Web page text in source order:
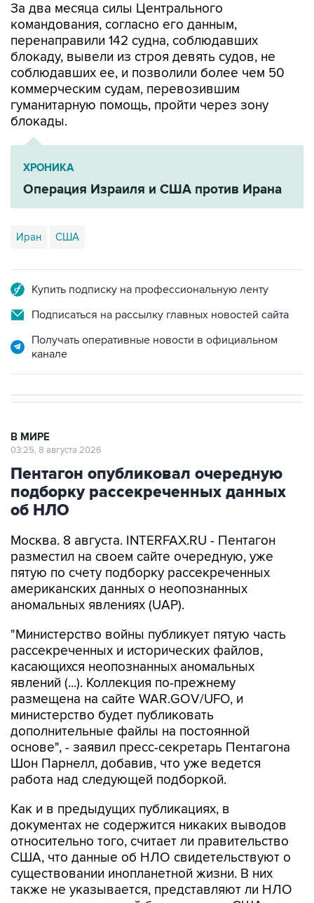
За два месяца силы Центрального
командования, согласно его данным,
перенаправили 142 судна, соблюдавших
блокаду, вывели из строя девять судов, не
соблюдавших ее, и позволили более чем 50
коммерческим судам, перевозившим
гуманитарную помощь, пройти через зону
блокады.
ХРОНИКА
Операция Израиля и США против Ирана
Иран США
Купить подписку на профессиональную ленту
Подписаться на рассылку главных новостей сайта
Получать оперативные новости в официальном
канале
В МИРЕ
03:25, 8 августа 2026
Пентагон опубликовал очередную
подборку рассекреченных данных
об НЛО
Москва. 8 августа. INTERFAX.RU - Пентагон
разместил на своем сайте очередную, уже
пятую по счету подборку рассекреченных
американских данных о неопознанных
аномальных явлениях (UAP).
"Министерство войны публикует пятую часть
рассекреченных и исторических файлов,
касающихся неопознанных аномальных
явлений (...). Коллекция по-прежнему
размещена на сайте WAR.GOV/UFO, и
министерство будет публиковать
дополнительные файлы на постоянной
основе", - заявил пресс-секретарь Пентагона
Шон Парнелл, добавив, что уже ведется
работа над следующей подборкой.
Как и в предыдущих публикациях, в
документах не содержится никаких выводов
относительно того, считает ли правительство
США, что данные об НЛО свидетельствуют о
существовании инопланетной жизни. В них
также не указывается, представляют ли НЛО